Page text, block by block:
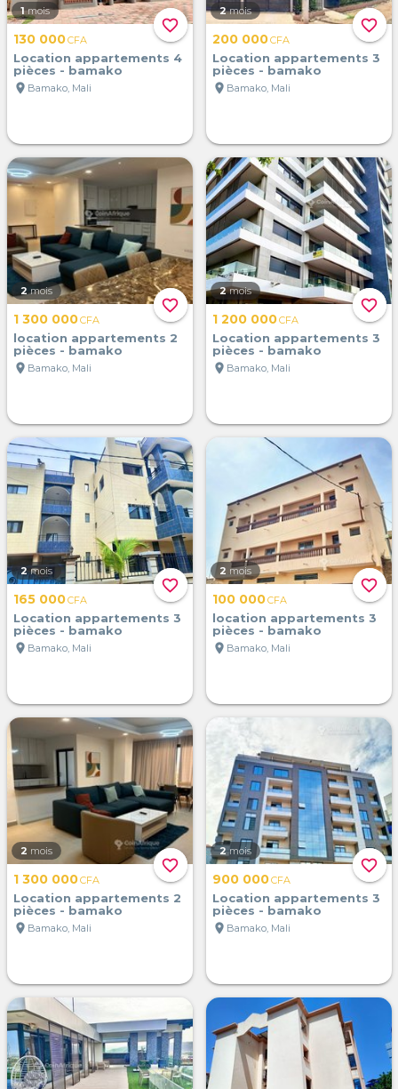
favorite_border
1 mois
130 000CFA
Location appartements 4
pièces - bamako
location_on Bamako, Mali
favorite_border
2 mois
200 000CFA
Location appartements 3
pièces - bamako
location_on Bamako, Mali
favorite_border
2 mois
1 300 000CFA
location appartements 2
pièces - bamako
location_on Bamako, Mali
favorite_border
2 mois
1 200 000CFA
Location appartements 3
pièces - bamako
location_on Bamako, Mali
favorite_border
2 mois
165 000CFA
Location appartements 3
pièces - bamako
location_on Bamako, Mali
favorite_border
2 mois
100 000CFA
location appartements 3
pièces - bamako
location_on Bamako, Mali
favorite_border
2 mois
1 300 000CFA
Location appartements 2
pièces - bamako
location_on Bamako, Mali
favorite_border
2 mois
900 000CFA
Location appartements 3
pièces - bamako
location_on Bamako, Mali